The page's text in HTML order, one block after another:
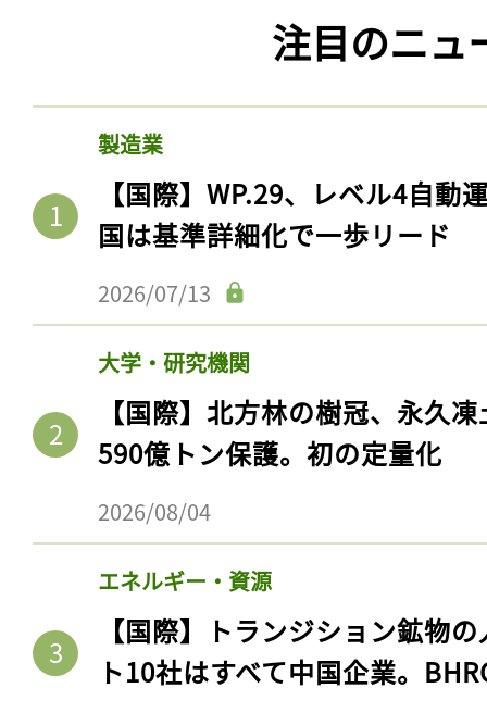
注目のニュ
製造業
【国際】WP.29、レベル4自動
国は基準詳細化で一歩リード
2026/07/13
大学・研究機関
【国際】北方林の樹冠、永久
590億トン保護。初の定量化
2026/08/04
エネルギー・資源
【国際】トランジション鉱物
ト10社はすべて中国企業。